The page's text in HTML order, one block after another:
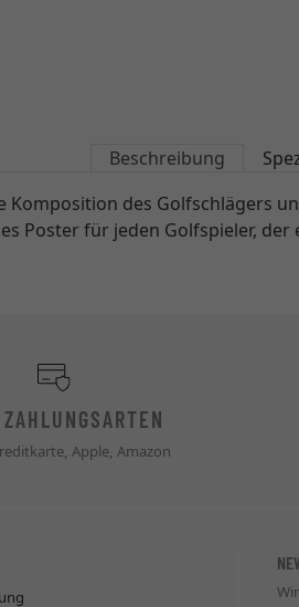
Beschreibung
des Golfschlägers
Poster für jeden Golfspieler, der
Apple, Amazon